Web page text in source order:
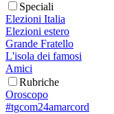
Speciali
Elezioni Italia
Elezioni estero
Grande Fratello
L'isola dei famosi
Amici
Rubriche
Oroscopo
#tgcom24amarcord